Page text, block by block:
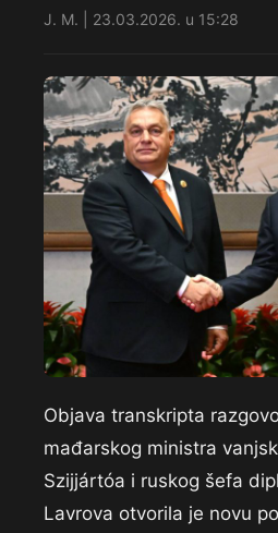
J. M. | 23.03.2026. u 15:28
Objava transkripta
mađarskog ministra
Szijjártóa i ruskog šefa
Lavrova otvorila je novu